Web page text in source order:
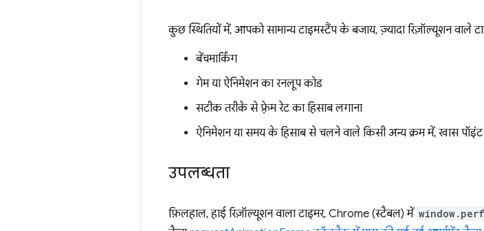
कुछ स्थितियों में, आपको सामान्य टाइमस्टैंप के बजाय, ज़्यादा रिज़ॉल्यूशन वाले
बेंचमार्किंग
गेम या ऐनिमेशन का रनलूप कोड
सटीक तरीके से फ़्रेम रेट का हिसाब लगाना
ऐनिमेशन या समय के हिसाब से चलने वाले किसी अन्य क्रम में, खास पॉइंट
उपलब्धता
फ़िलहाल, हाई रिज़ॉल्यूशन वाला टाइमर, Chrome (स्टैबल) में